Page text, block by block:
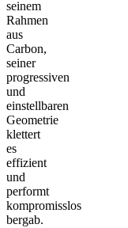
seinem
Rahmen
aus
Carbon,
seiner
progressiven
und
einstellbaren
Geometrie
klettert
es
effizient
und
performt
kompromisslos
bergab.